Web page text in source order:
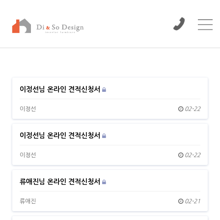
이정선님 온라인 견적신청서
이정선 02-22
이정선님 온라인 견적신청서
이정선 02-22
류애진님 온라인 견적신청서
류애진 02-21